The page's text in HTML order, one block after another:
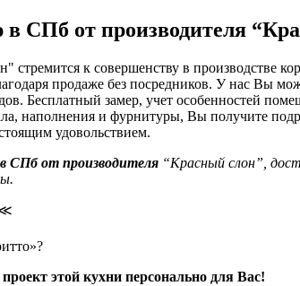
в СПб от производителя
стремится к совершенству в производстве
продаже без посредников. У нас Вы
Бесплатный замер, учет особенностей
наполнения и фурнитуры, Вы получите
удовольствием.
СПб от производителя “Красный слон”,
этой кухни персонально для Вас!